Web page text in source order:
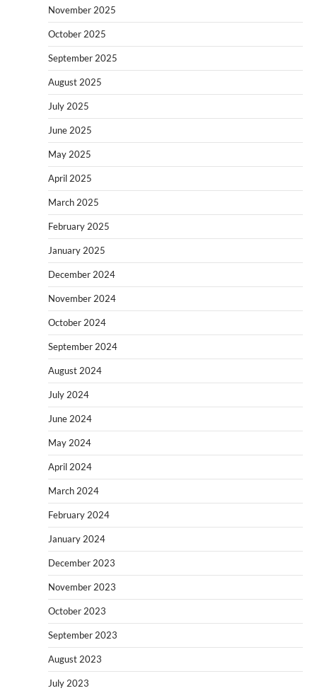
November 2025
October 2025
September 2025
August 2025
July 2025
June 2025
May 2025
April 2025
March 2025
February 2025
January 2025
December 2024
November 2024
October 2024
September 2024
August 2024
July 2024
June 2024
May 2024
April 2024
March 2024
February 2024
January 2024
December 2023
November 2023
October 2023
September 2023
August 2023
July 2023